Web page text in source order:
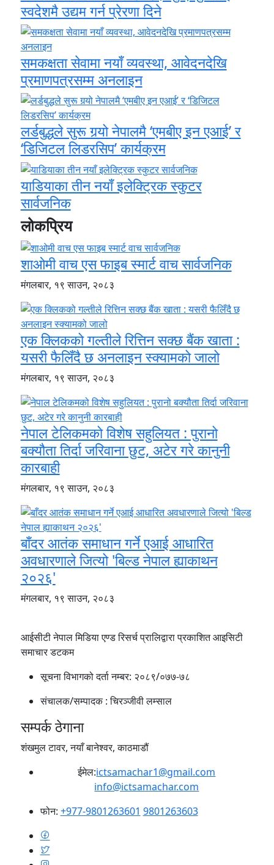
स्वदेशमै उद्यम गर्न प्रेरणा दिने
समकक्षता सेवामा नयाँ व्यवस्था, आवेदनदेखि
प्रमाणपत्रसम्म अनलाइन
लर्डबुद्धले सुरू गर्‍यो नेपालमै ‘एमबीए इन एआई’ र
‘डिजिटल लिडरसिप’ कार्यक्रम
याडियाका तीन नयाँ इलेक्ट्रिक स्कुटर
सार्वजनिक
लोकप्रिय
शाओमी वाच एस फाइब स्मार्ट वाच सार्वजनिक
मंगलबार, १९ साउन, २०८३
एक क्लिकको गल्तीले रित्तिन सक्छ बैंक खाता :
यसरी फैलिँदै छ अनलाइन स्क्यामको जालो
मंगलबार, १९ साउन, २०८३
नेपाल टेलिकमको विशेष सहुलियत : पुरानो
बक्यौता तिर्दा जरिवाना छुट, अटेर गरे कानुनी
कारबाही
मंगलबार, १९ साउन, २०८३
बाँदर आतंक समाधान गर्ने एआई आधारित
अवधारणाले जित्यो 'बिल्ड नेपाल ह्याकाथन
२०२६'
मंगलबार, १९ साउन, २०८३
आईसीटी नेपाल मिडिया एण्ड रिसर्च प्रालिद्वारा प्रकाशित आइसिटी
समाचार डटकम
सूचना विभागको दर्ता नम्बर: २०८९/०७७-७८
संचालक/सम्पादक :चिरञ्जीवी लम्साल
सम्पर्क ठेगाना
शंखमुल टावर, नयाँ बानेश्वर, काठमाडौं
ईमेल:ictsamachar1@gmail.com
info@ictsamachar.com
फोन: +977-9801263601 9801263603